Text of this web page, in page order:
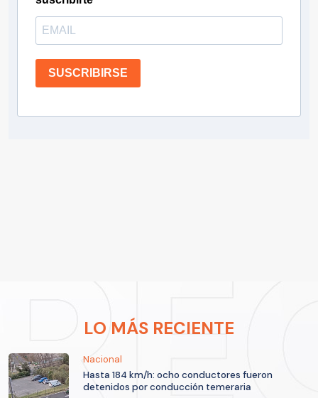
SUSCRIBIRSE
LO MÁS RECIENTE
Nacional
Hasta 184 km/h: ocho conductores fueron
detenidos por conducción temeraria